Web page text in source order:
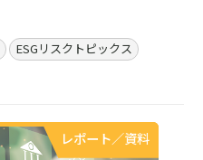
ESGリスクトピックス
レポート／資料